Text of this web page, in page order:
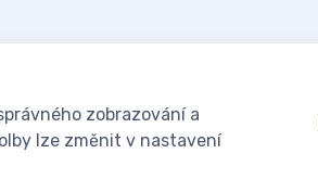
zobrazování a
lze změnit v nastavení